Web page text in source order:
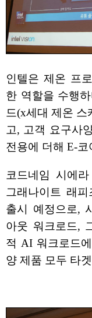
인텔은 제온 프
한 역할을 수행
드(x세대 제온 스
고, 고객 요구사
전용에 더해 E-
코드네임 시에
그래나이트 래
출시 예정으로,
아웃 워크로드,
적 AI 워크로드
양 제품 모두 타